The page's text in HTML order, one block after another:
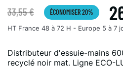
33,55 € ÉCONOMISER 20%
HT France 48 à 72 H - Europe 5 à 7
Distributeur d'essuie-mains
recyclé noir mat. Ligne ECO-